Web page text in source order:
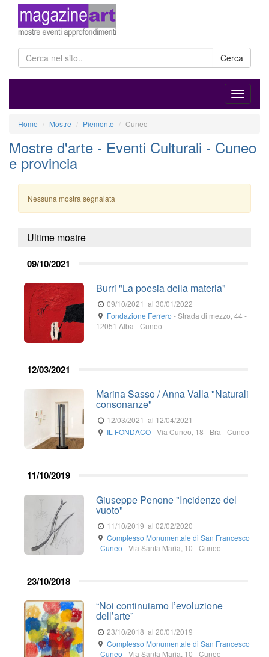
Cerca
Home Mostre Piemonte Cuneo
Mostre d'arte - Eventi Culturali - Cuneo
e provincia
Nessuna mostra segnalata
Ultime mostre
09/10/2021
Burri "La poesia della materia"
09/10/2021 al 30/01/2022
Fondazione Ferrero -Strada di mezzo, 44 -
12051 Alba - Cuneo
12/03/2021
Marina Sasso / Anna Valla "Naturali
consonanze"
12/03/2021 al 12/04/2021
IL FONDACO-Via Cuneo, 18 - Bra - Cuneo
11/10/2019
Giuseppe Penone "Incidenze del
vuoto"
11/10/2019 al 02/02/2020
Complesso Monumentale di San Francesco
- Cuneo -Via Santa Maria, 10 -Cuneo
23/10/2018
“Noi continuiamo l’evoluzione
dell’arte”
23/10/2018 al 20/01/2019
Complesso Monumentale di San Francesco
- Cuneo -Via Santa Maria, 10 -Cuneo